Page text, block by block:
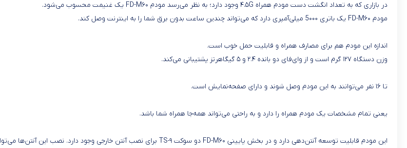
در بازاری که به تعداد انگشت دست مودم همراه ۴.۵G وجود دارد؛ به نظر می‌رسد مودم FD-M۶۰ یک غنیمت محسوب می‌شود.
مودم FD-M۶۰ یک باتری 5۰۰۰ میلی‌آمپری دارد که می‌تواند چندین ساعت بدون برق شما را به اینترنت وصل کند.
اندازه این مودم هم برای مصارف همراه و قابلیت حمل خوب است.
وزن دستگاه ۱۲۷ گرم است و از وای‌فای دو بانده ۲.۴ و ۵ گیگاهرتز پشتیبانی می‌کند.
تا ۱۶ نفر می‌توانند به این مودم وصل شوند و دارای صفحه‌نمایش است.
یعنی تمام مشخصات یک مودم همراه را دارد و به راحتی می‌تواند همه‌جا همراه شما باشد.
این مودم قابلیت توسعه آنتن‌دهی دارد و در بخش پایینی FD-M۶۰ دو سوکت TS-۹ برای نصب آنتن خارجی وجود دارد. نصب این آنتن‌ها می‌تواند قدرت گیرندگی شبکه موبایل را به شدت افزایش دهد.